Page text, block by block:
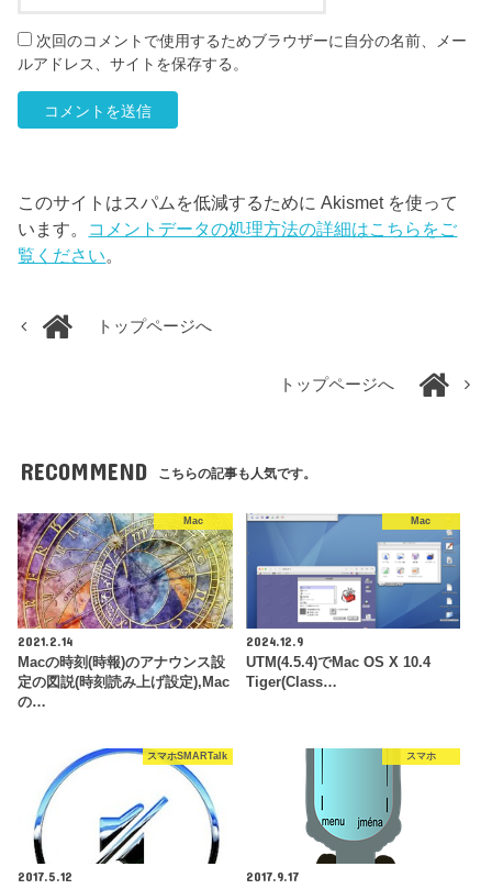
次回のコメントで使用するためブラウザーに自分の名前、メー
ルアドレス、サイトを保存する。
このサイトはスパムを低減するために Akismet を使って
います。 コメントデータの処理方法の詳細はこちらをご
覧ください。
トップページへ
トップページへ
RECOMMEND こちらの記事も人気です。
Mac
2021.2.14
Macの時刻(時報)のアナウンス設
定の図説(時刻読み上げ設定),Mac
の…
Mac
2024.12.9
UTM(4.5.4)でMac OS X 10.4
Tiger(Class…
スマホSMARTalk
2017.5.12
スマホ
2017.9.17